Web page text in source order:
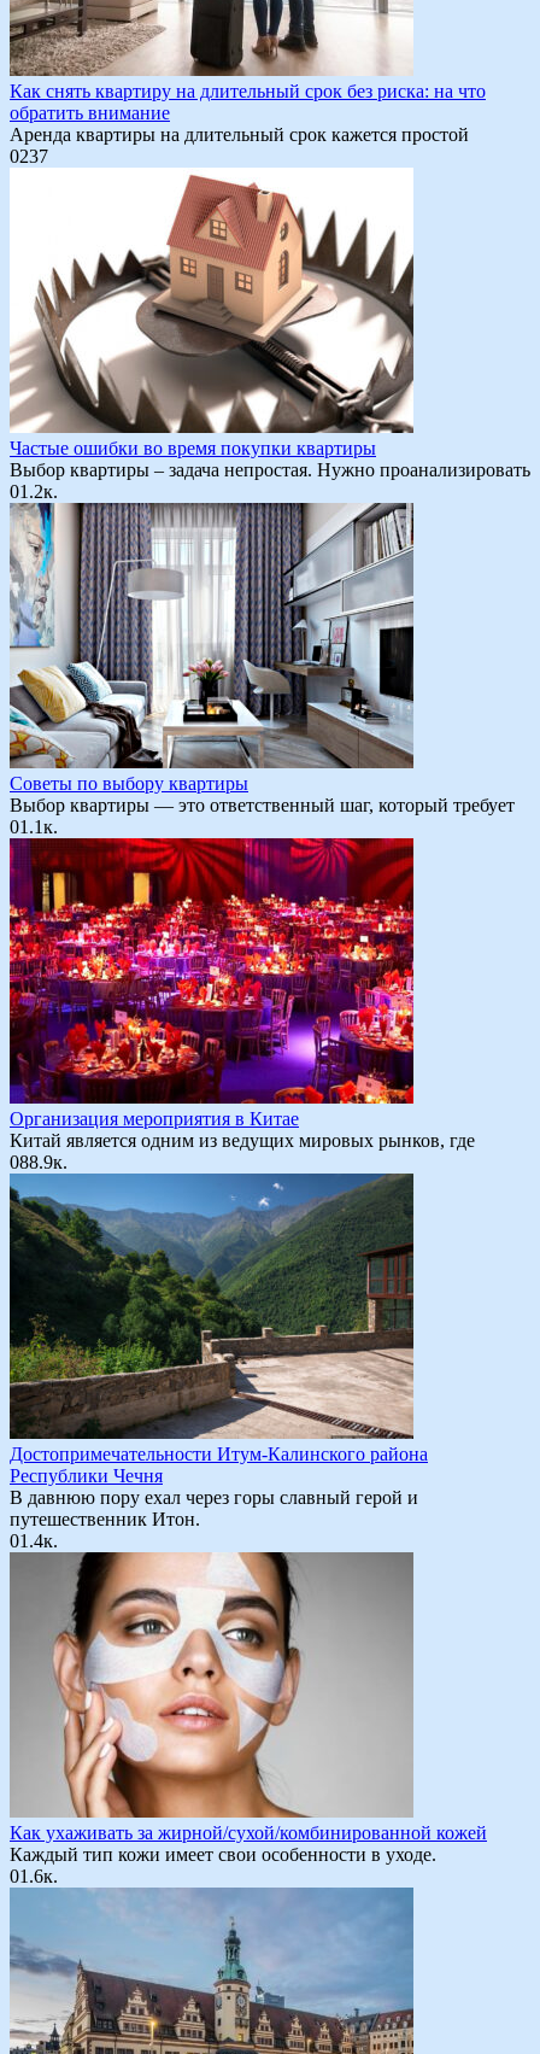
Как снять квартиру на длительный срок без риска: на что
обратить внимание
Аренда квартиры на длительный срок кажется простой
0237
Частые ошибки во время покупки квартиры
Выбор квартиры – задача непростая. Нужно проанализировать
01.2к.
Советы по выбору квартиры
Выбор квартиры — это ответственный шаг, который требует
01.1к.
Организация мероприятия в Китае
Китай является одним из ведущих мировых рынков, где
088.9к.
Достопримечательности Итум-Калинского района
Республики Чечня
В давнюю пору ехал через горы славный герой и
путешественник Итон.
01.4к.
Как ухаживать за жирной/сухой/комбинированной кожей
Каждый тип кожи имеет свои особенности в уходе.
01.6к.